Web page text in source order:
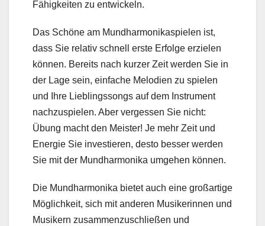
Fähigkeiten zu entwickeln.
Das Schöne am Mundharmonikaspielen ist,
dass Sie relativ schnell erste Erfolge erzielen
können. Bereits nach kurzer Zeit werden Sie in
der Lage sein, einfache Melodien zu spielen
und Ihre Lieblingssongs auf dem Instrument
nachzuspielen. Aber vergessen Sie nicht:
Übung macht den Meister! Je mehr Zeit und
Energie Sie investieren, desto besser werden
Sie mit der Mundharmonika umgehen können.
Die Mundharmonika bietet auch eine großartige
Möglichkeit, sich mit anderen Musikerinnen und
Musikern zusammenzuschließen und